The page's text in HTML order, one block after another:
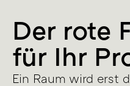
Der rote
für Ihr
Ein Raum wird erst